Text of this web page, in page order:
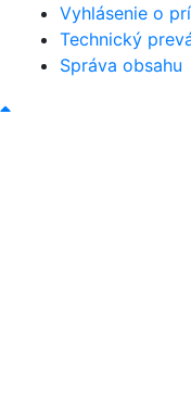
Vyhlásenie o
Technický
Správa obsahu